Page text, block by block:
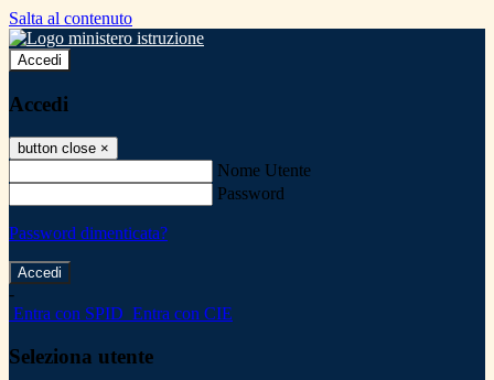
Salta al contenuto
Accedi
Accedi
button close ×
Nome Utente
Password
Password dimenticata?
-
Entra con SPID Entra con CIE
Seleziona utente